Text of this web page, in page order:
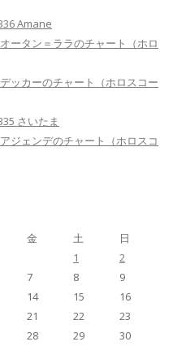
Amane
ータン＝ララのチャート（ホロ
ッカーのチャート（ホロスコー
さいたま
ジェンデのチャート（ホロスコ
金 土 日
1
2
7 8
9
14 15
16
21 22
23
28 29
30